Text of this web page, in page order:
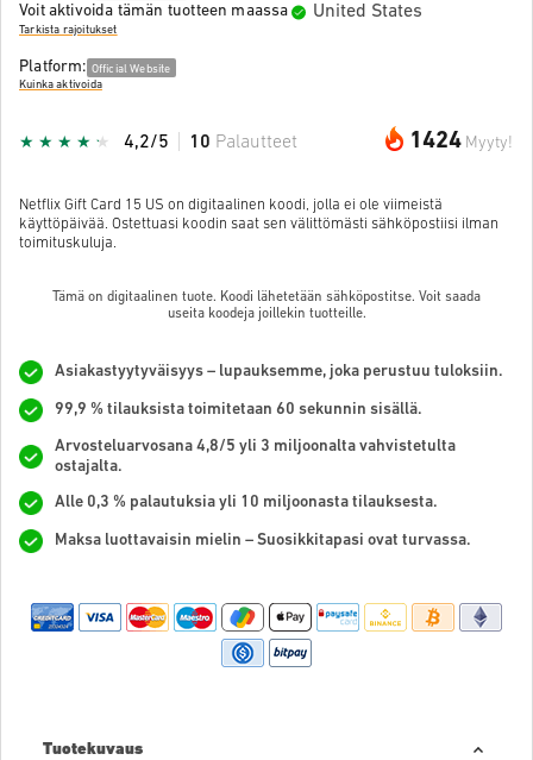
Voit aktivoida tämän tuotteen maassa United States
Tarkista rajoitukset
Platform: Official Website
Kuinka aktivoida
1424 Myyty!
4,2/5 10 Palautteet
Netflix Gift Card 15 US on digitaalinen koodi, jolla ei ole viimeistä
käyttöpäivää. Ostettuasi koodin saat sen välittömästi sähköpostiisi ilman
toimituskuluja.
Tämä on digitaalinen tuote. Koodi lähetetään sähköpostitse. Voit saada
useita koodeja joillekin tuotteille.
Asiakastyytyväisyys – lupauksemme, joka perustuu tuloksiin.
99,9 % tilauksista toimitetaan 60 sekunnin sisällä.
Arvosteluarvosana 4,8/5 yli 3 miljoonalta vahvistetulta
ostajalta.
Alle 0,3 % palautuksia yli 10 miljoonasta tilauksesta.
Maksa luottavaisin mielin – Suosikkitapasi ovat turvassa.
Tuotekuvaus